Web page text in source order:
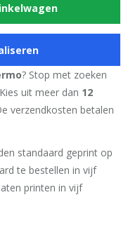
? Stop met zoeken
uit meer dan 12
verzendkosten betalen
standaard geprint op
te bestellen in vijf
printen in vijf